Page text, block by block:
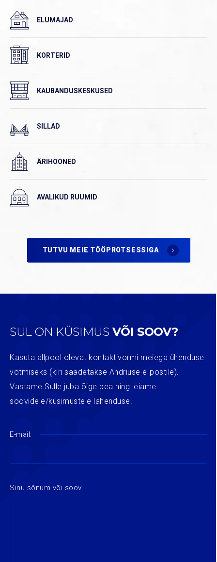
ELUMAJAD
KORTERID
KAUBANDUSKESKUSED
SILLAD
ÄRIHOONED
AVALIKUD RUUMID
TUTVU MEIE TÖÖPROTSESSIGA
SUL ON KÜSIMUS VÕI SOOV?
Kasuta allpool olevat kontaktivormi meiega ühenduse
võtmiseks (kiri saadetakse Andriuse e-postile).
Vastame Sulle juba õige pea ning leiame
soovidele/küsimustele lahenduse.
E-mail:
Sinu sõnum või soov